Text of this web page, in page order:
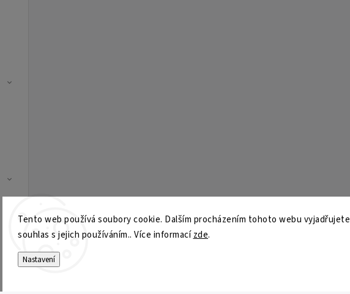
Tento web používá soubory cookie. Dalším procházením tohoto webu vyjadřujete
souhlas s jejich používáním.. Více informacízde.
Nastavení